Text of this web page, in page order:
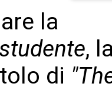
la
studente,
di